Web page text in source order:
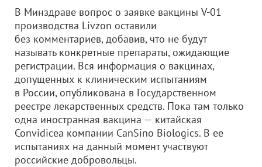
В Минздраве вопрос о заявке вакцины V-01
производства Livzon оставили
без комментариев, добавив, что не будут
называть конкретные препараты, ожидающие
регистрации. Вся информация о вакцинах,
допущенных к клиническим испытаниям
в России, опубликована в Государственном
реестре лекарственных средств. Пока там только
одна иностранная вакцина — китайская
Convidicea компании CanSino Biologics. В ее
испытаниях на данный момент участвуют
российские добровольцы.